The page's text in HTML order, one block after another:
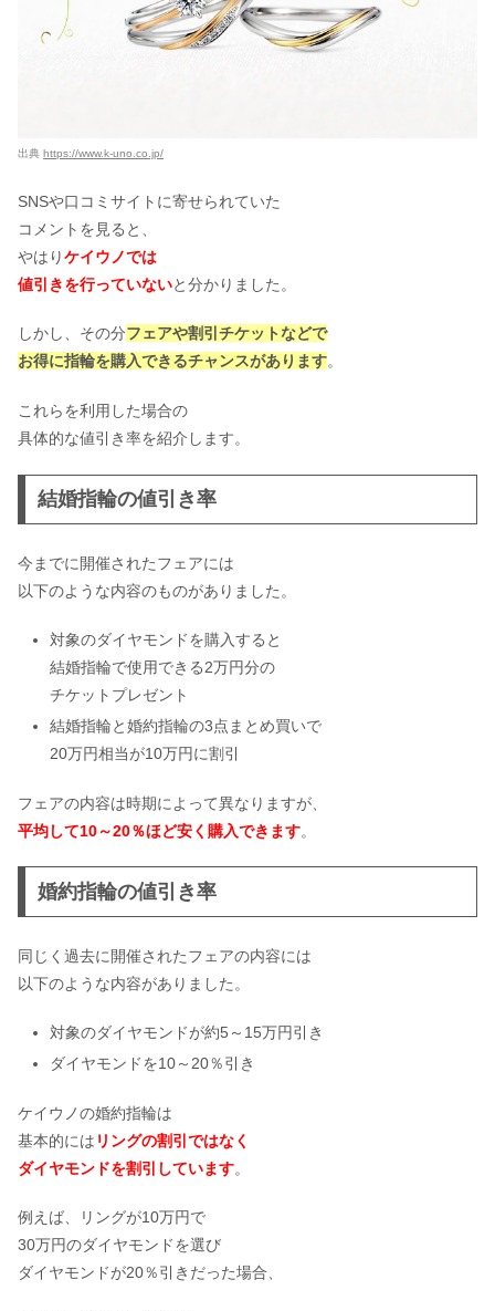
出典 https://www.k-uno.co.jp/
SNSや口コミサイトに寄せられていた
コメントを見ると、
やはりケイウノでは
値引きを行っていないと分かりました。
しかし、その分フェアや割引チケットなどで
お得に指輪を購入できるチャンスがあります。
これらを利用した場合の
具体的な値引き率を紹介します。
結婚指輪の値引き率
今までに開催されたフェアには
以下のような内容のものがありました。
対象のダイヤモンドを購入すると
結婚指輪で使用できる2万円分の
チケットプレゼント
結婚指輪と婚約指輪の3点まとめ買いで
20万円相当が10万円に割引
フェアの内容は時期によって異なりますが、
平均して10～20％ほど安く購入できます。
婚約指輪の値引き率
同じく過去に開催されたフェアの内容には
以下のような内容がありました。
対象のダイヤモンドが約5～15万円引き
ダイヤモンドを10～20％引き
ケイウノの婚約指輪は
基本的には リングの割引ではなく
ダイヤモンドを割引しています。
例えば、リングが10万円で
30万円のダイヤモンドを選び
ダイヤモンドが20％引きだった場合、